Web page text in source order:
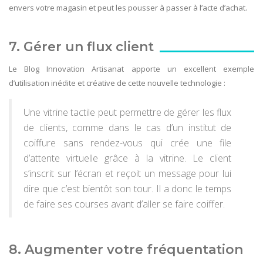
envers votre magasin et peut les pousser à passer à l’acte d’achat.
7. Gérer un flux client
Le Blog Innovation Artisanat apporte un excellent exemple
d’utilisation inédite et créative de cette nouvelle technologie :
Une vitrine tactile peut permettre de gérer les flux
de clients, comme dans le cas d’un institut de
coiffure sans rendez-vous qui crée une file
d’attente virtuelle grâce à la vitrine. Le client
s’inscrit sur l’écran et reçoit un message pour lui
dire que c’est bientôt son tour. Il a donc le temps
de faire ses courses avant d’aller se faire coiffer.
8. Augmenter votre fréquentation